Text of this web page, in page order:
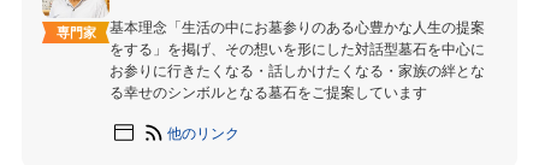
専門家
基本理念「生活の中にお墓参りのある心豊かな人生の提案
をする」を掲げ、その想いを形にした対話型墓石を中心に
お参りに行きたくなる・話しかけたくなる・家族の絆とな
る幸せのシンボルとなる墓石をご提案しています
他のリンク